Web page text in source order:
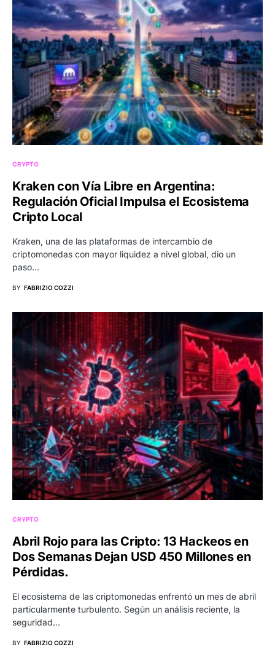
CRYPTO
Kraken con Vía Libre en Argentina:
Regulación Oficial Impulsa el Ecosistema
Cripto Local
Kraken, una de las plataformas de intercambio de
criptomonedas con mayor liquidez a nivel global, dio un
paso…
BY FABRIZIO COZZI
CRYPTO
Abril Rojo para las Cripto: 13 Hackeos en
Dos Semanas Dejan USD 450 Millones en
Pérdidas.
El ecosistema de las criptomonedas enfrentó un mes de abril
particularmente turbulento. Según un análisis reciente, la
seguridad…
BY FABRIZIO COZZI